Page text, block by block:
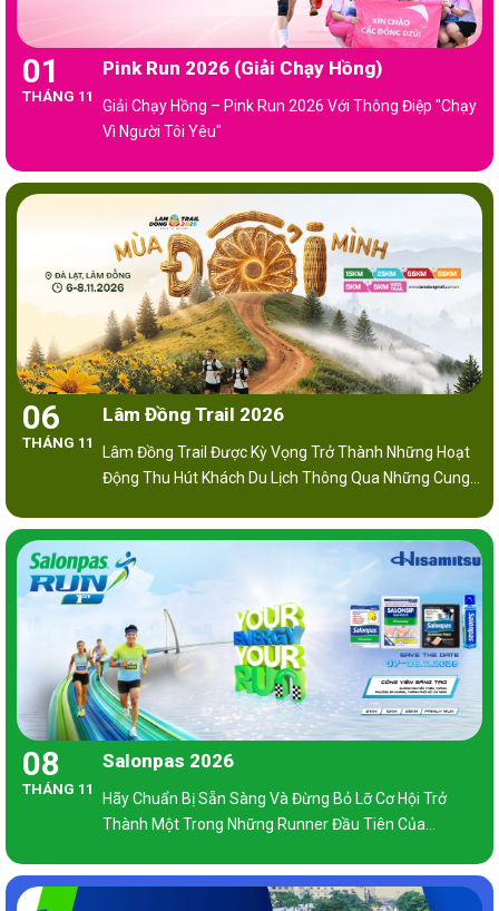
01
THÁNG 11
Pink Run 2026 (Giải Chạy Hồng)
Giải Chạy Hồng – Pink Run 2026 Với Thông Điệp "Chạy
Vì Người Tôi Yêu"
06
THÁNG 11
Lâm Đồng Trail 2026
Lâm Đồng Trail Được Kỳ Vọng Trở Thành Những Hoạt
Động Thu Hút Khách Du Lịch Thông Qua Những Cung
Bá Văn Hóa Đặc Sắc Và Cảnh Quan Thiên Nhiên Tuyệt
Vời.
08
THÁNG 11
Salonpas 2026
Hãy Chuẩn Bị Sẵn Sàng Và Đừng Bỏ Lỡ Cơ Hội Trở
Thành Một Trong Những Runner Đầu Tiên Của